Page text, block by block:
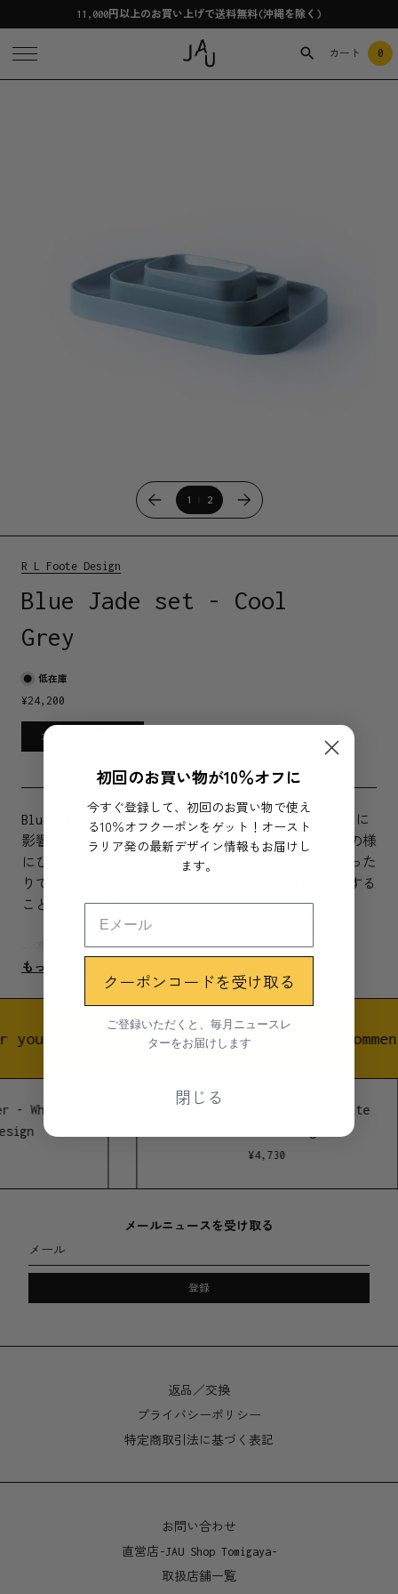
11,000円以上のお買い上げで送料無料(沖縄を除く)
カート 0
1 2
R L Foote Design
Blue Jade set - Cool
Grey
低在庫
¥24,200
カートに追加する
Blue Jadeのシリーズは北欧の色合いと日本の機能性に
影響されて作られた製品で、それぞれの皿がパズルの様
にぴったりとくっ付く様子は現代の綺麗な食卓にぴった
りです。色違いの製品と交換したり組み合わせたりする
こともできます。
- 高火度磁気 インペリアルポーセリン
- 食器洗い機可
- オーストラリア、メルボルンで手づくり
素材
S - 125 x 78 x 30 mm
M - 200 x 125 x 30 mm
L - 290 x 180 x 30 mm
もっと見る
you Recommended for you
- White
Diamond - Salt Cellar - White
¥4,730
メールニュースを受け取る
メール
登録
返品／交換
プライバシーポリシー
特定商取引法に基づく表記
お問い合わせ
直営店-JAU Shop Tomigaya-
取扱店舗一覧
初回のお買い物が10％オフに
今すぐ登録して、初回のお買い物で使え
る10％オフクーポンをゲット！オースト
ラリア発の最新デザイン情報もお届けし
ます。
クーポンコードを受け取る
ご登録いただくと、毎月ニュースレ
ターをお届けします
閉じる